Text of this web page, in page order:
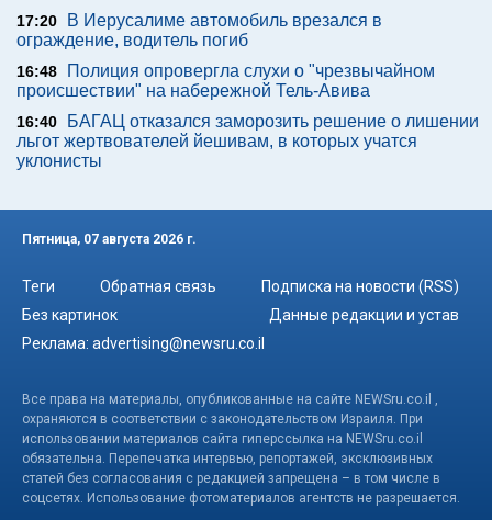
17:20
В Иерусалиме автомобиль врезался в
ограждение, водитель погиб
16:48
Полиция опровергла слухи о "чрезвычайном
происшествии" на набережной Тель-Авива
16:40
БАГАЦ отказался заморозить решение о лишении
льгот жертвователей йешивам, в которых учатся
уклонисты
Пятница, 07 августа 2026 г.
Теги Обратная связь
Подписка на новости (RSS)
Без картинок
Данные редакции и устав
Реклама: advertising@newsru.co.il
Все права на материалы, опубликованные на сайте NEWSru.co.il ,
охраняются в соответствии с законодательством Израиля. При
использовании материалов сайта гиперссылка на NEWSru.co.il
обязательна. Перепечатка интервью, репортажей, эксклюзивных
статей без согласования с редакцией запрещена – в том числе в
соцсетях. Использование фотоматериалов агентств не разрешается.